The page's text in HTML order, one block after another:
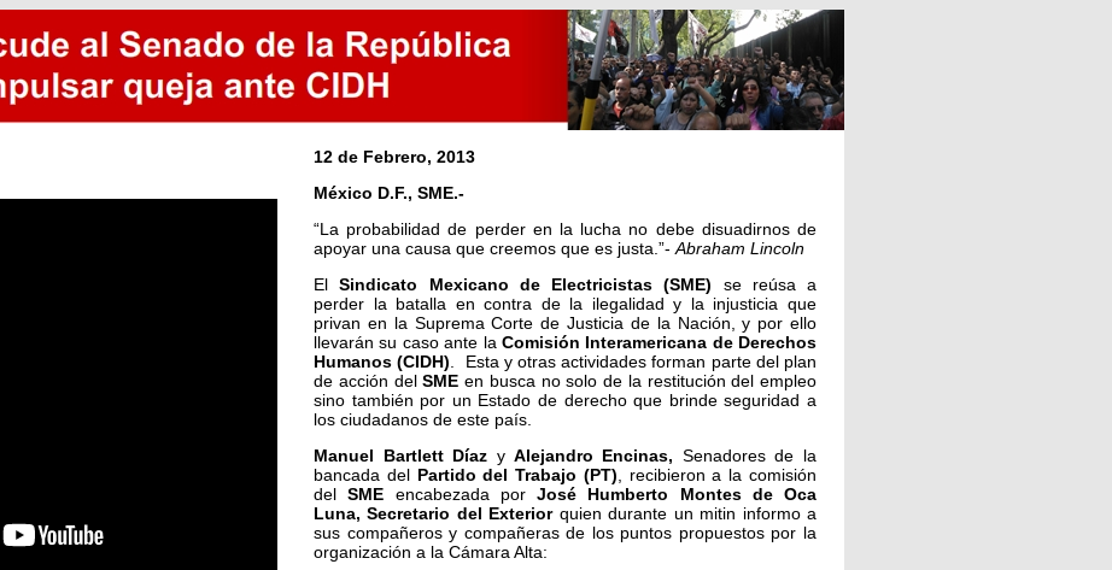
12 de Febrero, 2013
México D.F., SME.-
“La probabilidad de perder en la lucha no debe disuadirnos de
apoyar una causa que creemos que es justa.”- Abraham Lincoln
El Sindicato Mexicano de Electricistas (SME) se reúsa a
perder la batalla en contra de la ilegalidad y la injusticia que
privan en la Suprema Corte de Justicia de la Nación, y por ello
llevarán su caso ante la Comisión Interamericana de Derechos
Humanos (CIDH) . Esta y otras actividades forman parte del plan
de acción delSME en busca no solo de la restitución del empleo
sino también por un Estado de derecho que brinde seguridad a
los ciudadanos de este país.
Manuel Bartlett Díaz yAlejandro Encinas, Senadores de la
bancada del Partido del Trabajo (PT) , recibieron a la comisión
delSME encabezada por José Humberto Montes de Oca
Luna, Secretario del Exteriorquien durante un mitin informo a
sus compañeros y compañeras de los puntos propuestos por la
organización a la Cámara Alta: